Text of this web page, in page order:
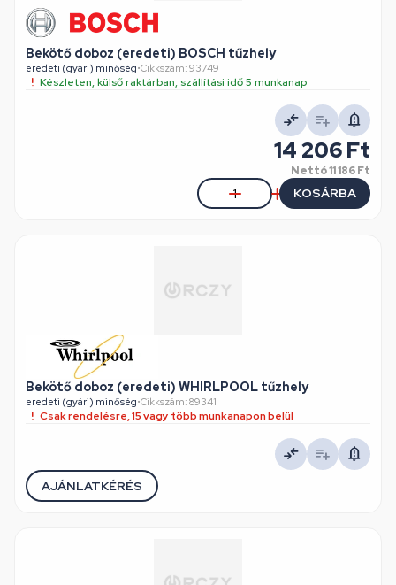
Bekötő doboz (eredeti) BOSCH tűzhely
eredeti (gyári) minőség•Cikkszám: 93749
Készleten, külső raktárban, szállítási idő 5 munkanap
14 206 Ft
Nettó11 186 Ft
KOSÁRBA
Bekötő doboz (eredeti) WHIRLPOOL tűzhely
eredeti (gyári) minőség•Cikkszám: 89341
Csak rendelésre, 15 vagy több munkanapon belül
AJÁNLATKÉRÉS